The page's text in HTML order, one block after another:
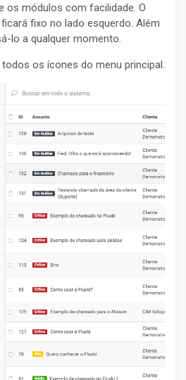
os módulos com facilidade. O
fixo no lado esquerdo. Além
lo a qualquer momento.
os ícones do menu principal.